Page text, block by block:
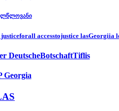
accesstojustice lasGeorgiia
DeutscheBotschaftTiflis
Georgia